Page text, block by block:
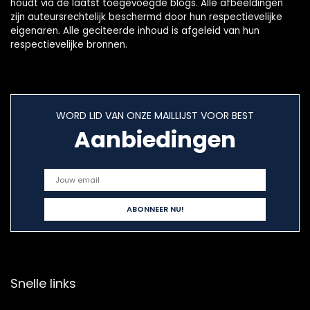
houdt via de laatst toegevoegde blogs. Alle afbeeldingen
zijn auteursrechtelijk beschermd door hun respectievelijke
eigenaren. Alle geciteerde inhoud is afgeleid van hun
respectievelijke bronnen.
WORD LID VAN ONZE MAILLIJST VOOR BEST
Aanbiedingen
Snelle links